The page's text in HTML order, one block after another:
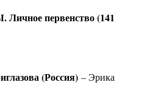
первенство (141
(Россия) – Эрика